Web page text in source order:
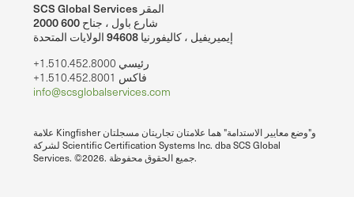
SCS Global Services المقر
2000 شارع باول ، جناح 600
إيميريفيل ، كاليفورنيا 94608 الولايات المتحدة
+1.510.452.8000 رئيسي
+1.510.452.8001 فاكس
info@scsglobalservices.com
علامة Kingfisher و"وضع معايير الاستدامة" هما علامتان تجاريتان مسجلتان
لشركة Scientific Certification Systems Inc. dba SCS Global
Services. ©2026. جميع الحقوق محفوظة.